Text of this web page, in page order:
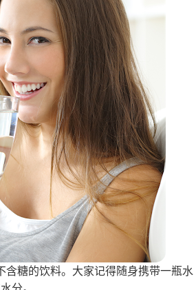
糖的饮料。大家记得随身携带一瓶水